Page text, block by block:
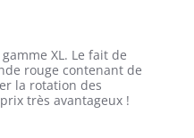
XL. Le fait de
rouge contenant de
la rotation des
très avantageux !